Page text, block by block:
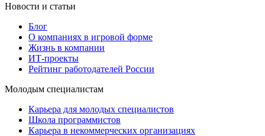
Новости и статьи
Блог
О компаниях в игровой форме
Жизнь в компании
ИТ-проекты
Рейтинг работодателей России
Молодым специалистам
Карьера для молодых специалистов
Школа программистов
Карьера в некоммерческих организациях